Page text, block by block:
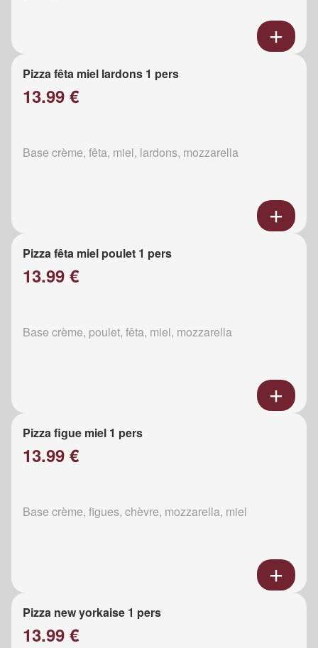
Pizza fêta miel lardons 1 pers
13.99 €
Base crème, fêta, miel, lardons, mozzarella
Pizza fêta miel poulet 1 pers
13.99 €
Base crème, poulet, fêta, miel, mozzarella
Pizza figue miel 1 pers
13.99 €
Base crème, figues, chèvre, mozzarella, miel
Pizza new yorkaise 1 pers
13.99 €